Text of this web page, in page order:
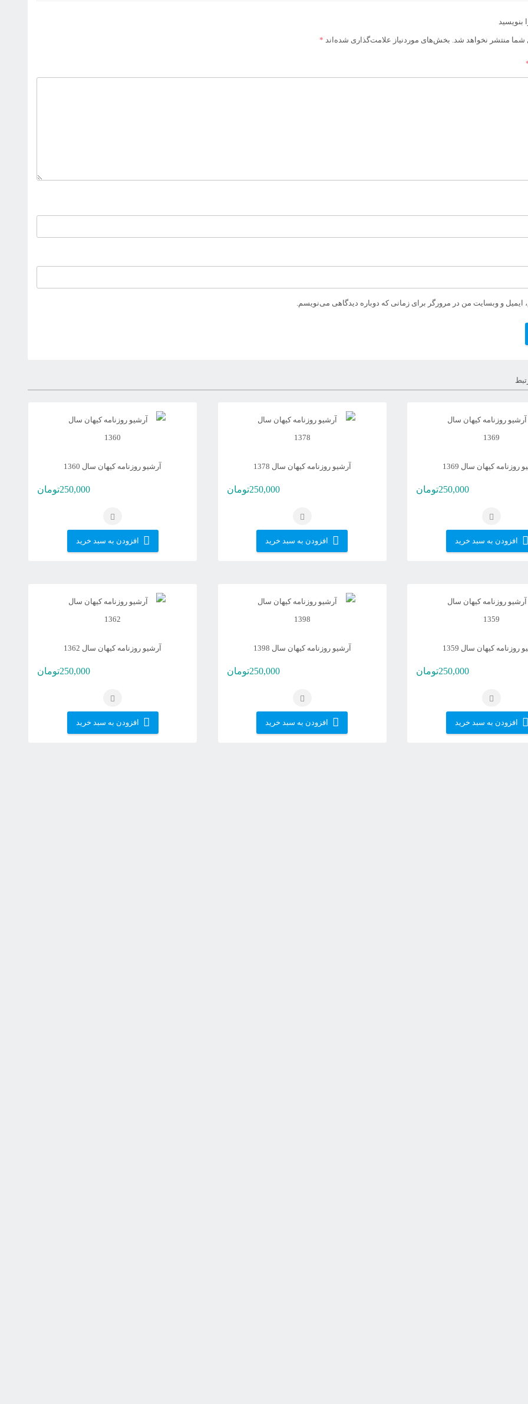
بنویسید
شما منتشر نخواهد شد. بخش‌های موردنیاز علامت‌گذاری شده‌اند *
ایمیل و وبسایت من در مرورگر برای زمانی که دوباره دیدگاهی می‌نویسم.
روزنامه کیهان سال 1369
250,000تومان
افزودن به سبد خرید
آرشیو روزنامه کیهان سال 1378
250,000تومان
افزودن به سبد خرید
آرشیو روزنامه کیهان سال 1360
250,000تومان
افزودن به سبد خرید
روزنامه کیهان سال 1359
250,000تومان
افزودن به سبد خرید
آرشیو روزنامه کیهان سال 1398
250,000تومان
افزودن به سبد خرید
آرشیو روزنامه کیهان سال 1362
250,000تومان
افزودن به سبد خرید